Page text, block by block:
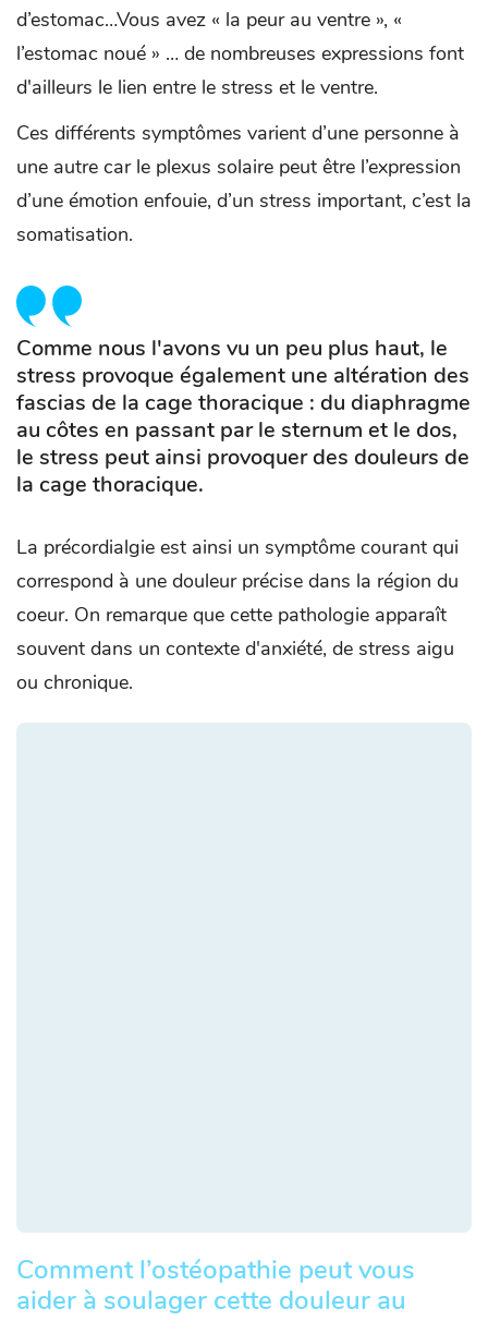
d’estomac…Vous avez « la peur au ventre », «
l’estomac noué » … de nombreuses expressions font
d'ailleurs le lien entre le stress et le ventre.
Ces différents symptômes varient d’une personne à
une autre car le plexus solaire peut être l’expression
d’une émotion enfouie, d’un stress important, c’est la
somatisation.
Comme nous l'avons vu un peu plus haut, le
stress provoque également une altération des
fascias de la cage thoracique : du diaphragme
au côtes en passant par le sternum et le dos,
le stress peut ainsi provoquer des douleurs de
la cage thoracique.
La précordialgie est ainsi un symptôme courant qui
correspond à une douleur précise dans la région du
coeur. On remarque que cette pathologie apparaît
souvent dans un contexte d'anxiété, de stress aigu
ou chronique.
Comment l’ostéopathie peut vous
aider à soulager cette douleur au